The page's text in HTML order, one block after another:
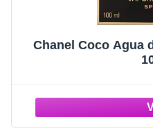
Chanel Coco Agua